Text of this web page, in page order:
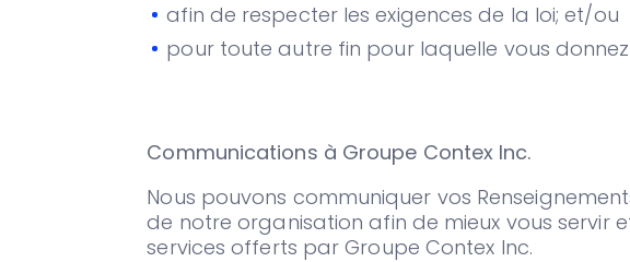
afin de respecter les exigences de la loi; et/ou
pour toute autre fin pour laquelle vous
Communications à Groupe Contex Inc.
Nous pouvons communiquer vos
de notre organisation afin de mieux vous servir
services offerts par Groupe Contex Inc.